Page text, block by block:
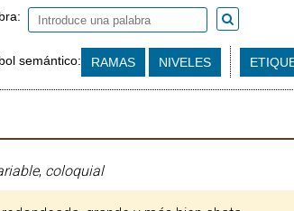
semántico: RAMAS NIVELES
, coloquial